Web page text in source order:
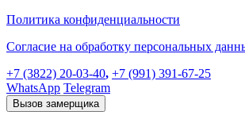
Политика конфиденциальности
Согласие на обработку персональных
+7 (3822) 20-03-40, +7 (991) 391-67-25
WhatsApp Telegram
Вызов замерщика